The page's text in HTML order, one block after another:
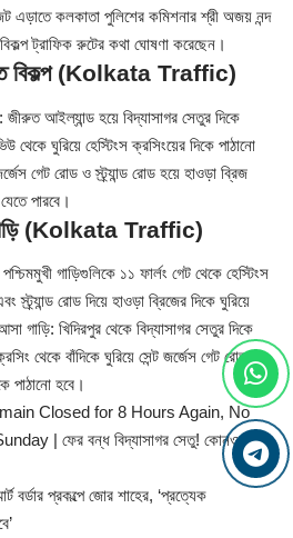
এড়াতে কলকাতা পুলিশের কমিশনার শ্রী অজয় নন্দ
ট্রাফিক রুটের কথা ঘোষণা করেছেন।
বিকল্প (Kolkata Traffic)
আইল্যান্ড হয়ে বিদ্যাসাগর সেতুর দিকে
থেকে ঘুরিয়ে হেস্টিংস ক্রসিংয়ের দিকে পাঠানো
গেট রোড ও স্ট্র্যান্ড রোড হয়ে হাওড়া ব্রিজ
পারবে।
(Kolkata Traffic)
গাড়িগুলিকে ১১ ফার্লং গেট থেকে হেস্টিংস
স্ট্র্যান্ড রোড দিয়ে হাওড়া ব্রিজের দিকে ঘুরিয়ে
গাড়ি: খিদিরপুর থেকে বিদ্যাসাগর সেতুর দিকে
থেকে বাঁদিকে ঘুরিয়ে সেন্ট জর্জেস গেট রোড ও
পাঠানো হবে।
বর্ডার প্রকল্পে জোর শাহের, ‘প্রত্যেক